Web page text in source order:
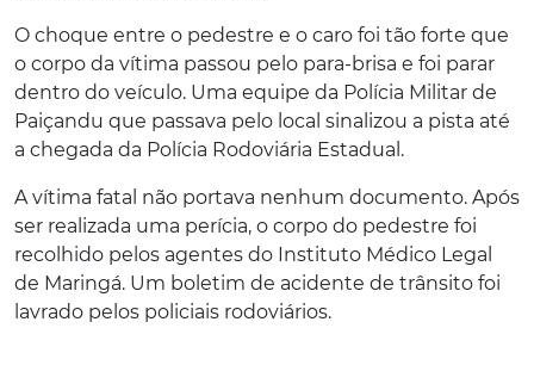
O choque entre o pedestre e o caro foi tão forte que
o corpo da vítima passou pelo para-brisa e foi parar
dentro do veículo. Uma equipe da Polícia Militar de
Paiçandu que passava pelo local sinalizou a pista até
a chegada da Polícia Rodoviária Estadual.
A vítima fatal não portava nenhum documento. Após
ser realizada uma perícia, o corpo do pedestre foi
recolhido pelos agentes do Instituto Médico Legal
de Maringá. Um boletim de acidente de trânsito foi
lavrado pelos policiais rodoviários.